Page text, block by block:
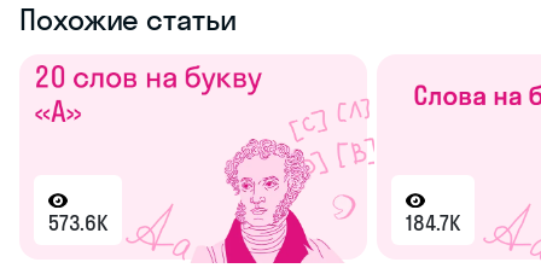
Похожие статьи
573.6K 184.7K